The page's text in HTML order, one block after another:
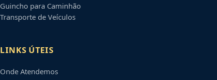
Guincho para Caminhão
Transporte de Veículos
LINKS ÚTEIS
Onde Atendemos